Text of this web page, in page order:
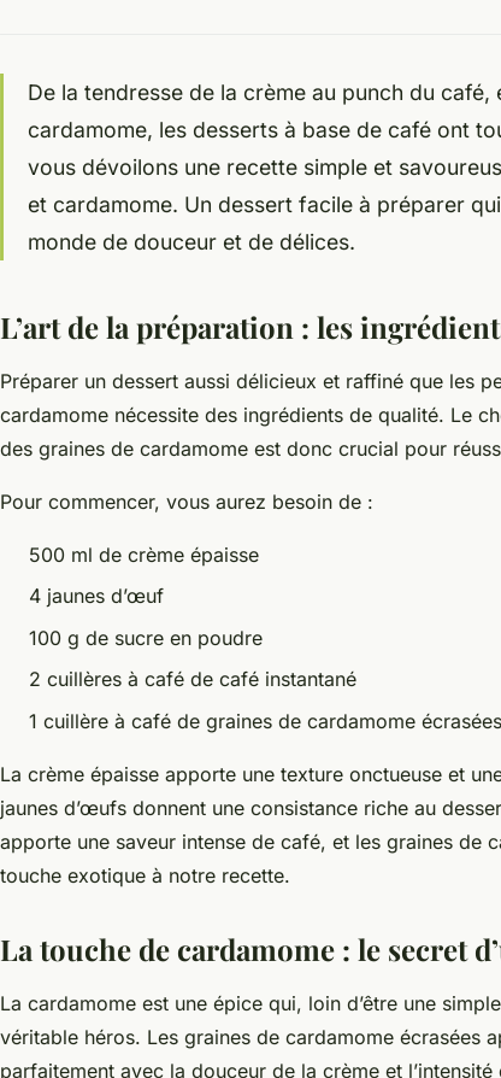
De la tendresse de la crème au punch du café,
cardamome, les desserts à base de café ont
vous dévoilons une recette simple et
et cardamome. Un dessert facile à préparer
monde de douceur et de délices.
L’art de la préparation : les
Préparer un dessert aussi délicieux et raffiné que les
cardamome nécessite des ingrédients de qualité. Le
des graines de cardamome est donc crucial pour
Pour commencer, vous aurez besoin de :
500 ml de crème épaisse
4 jaunes d’œuf
100 g de sucre en poudre
2 cuillères à café de café instantané
1 cuillère à café de graines de cardamome écrasées
La crème épaisse apporte une texture onctueuse et
jaunes d’œufs donnent une consistance riche au
apporte une saveur intense de café, et les graines de
touche exotique à notre recette.
La touche de cardamome : le secret
La cardamome est une épice qui, loin d’être une
véritable héros. Les graines de cardamome écrasées
parfaitement avec la douceur de la crème et l’intensité